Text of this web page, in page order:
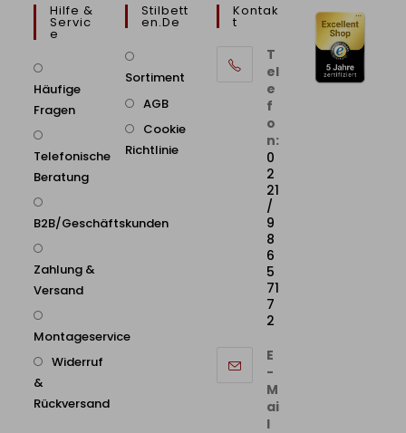
Hilfe &
Servic
E
Häufige
Fragen
Telefonische
Beratung
B2B/Geschäftskunden
Zahlung &
Versand
Montageservice
Widerruf
&
Rückversand
Stilbett
En.de
Sortiment
AGB
Cookie
Richtlinie
Kontak
T
T
el
e
f
o
n:
0
2
21
/
9
8
6
5
71
7
2
E
-
M
ai
l